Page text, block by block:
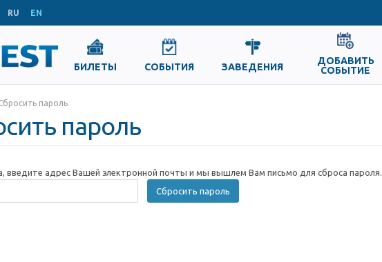
RU EN
БИЛЕТЫ СОБЫТИЯ ЗАВЕДЕНИЯ
ДОБАВИТЬ
СОБЫТИЕ
пароль
пароль
введите адрес Вашей электронной почты и мы вышлем Вам письмо для сброса пароля.
Сбросить пароль